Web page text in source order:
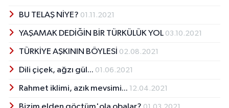
BU TELAŞ NİYE? 01.11.2021
YAŞAMAK DEDİĞİN BİR TÜRKÜLÜK YOL 03.10.2021
TÜRKİYE AŞKININ BÖYLESİ 02.08.2021
Dili çiçek, ağzı gül... 01.06.2021
Rahmet iklimi, azık mevsimi... 12.04.2021